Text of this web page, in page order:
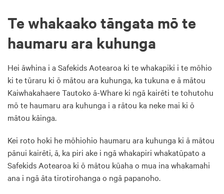
Te whakaako tāngata mō te
haumaru ara kuhunga
Hei āwhina i a Safekids Aotearoa ki te whakapiki i te mōhio
ki te tūraru ki ō mātou ara kuhunga, ka tukuna e ā mātou
Kaiwhakahaere Tautoko ā-Whare ki ngā kairēti te tohutohu
mō te haumaru ara kuhunga i a rātou ka neke mai ki ō
mātou kāinga.
Kei roto hoki he mōhiohio haumaru ara kuhunga ki ā mātou
pānui kairēti, ā, ka piri ake i ngā whakapiri whakatūpato a
Safekids Aotearoa ki ō mātou kūaha o mua ina whakamahi
ana i ngā āta tirotirohanga o ngā papanoho.